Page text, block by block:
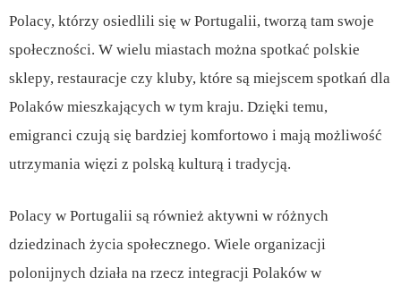
Polacy, którzy osiedlili się w Portugalii, tworzą tam swoje
społeczności. W wielu miastach można spotkać polskie
sklepy, restauracje czy kluby, które są miejscem spotkań dla
Polaków mieszkających w tym kraju. Dzięki temu,
emigranci czują się bardziej komfortowo i mają możliwość
utrzymania więzi z polską kulturą i tradycją.
Polacy w Portugalii są również aktywni w różnych
dziedzinach życia społecznego. Wiele organizacji
polonijnych działa na rzecz integracji Polaków w